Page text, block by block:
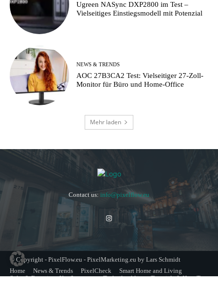
Ugreen NASync DXP2800 im Test –
Vielseitiges Einstiegsmodell mit Potenzial
NEWS & TRENDS
AOC 27B3CA2 Test: Vielseitiger 27-Zoll-
Monitor für Büro und Home-Office
Mehr laden
Contact us: info@pixelflow.eu
© Copyright - PixelFlow.eu - PixelMarketing.eu by Lars Schmidt
Home
News & Trends PixelCheck
Smart Home and Living
Solar & Energie
Kaufberatung Technik erklärt Tutorials & How-To